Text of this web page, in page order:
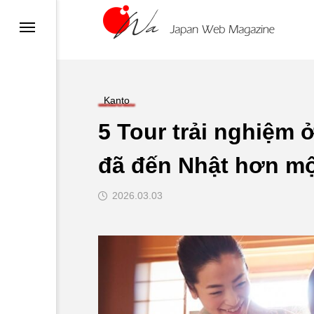
Kanto
5 Tour trải nghiệm
đã đến Nhật hơn
2026.03.03
Thịt nướng